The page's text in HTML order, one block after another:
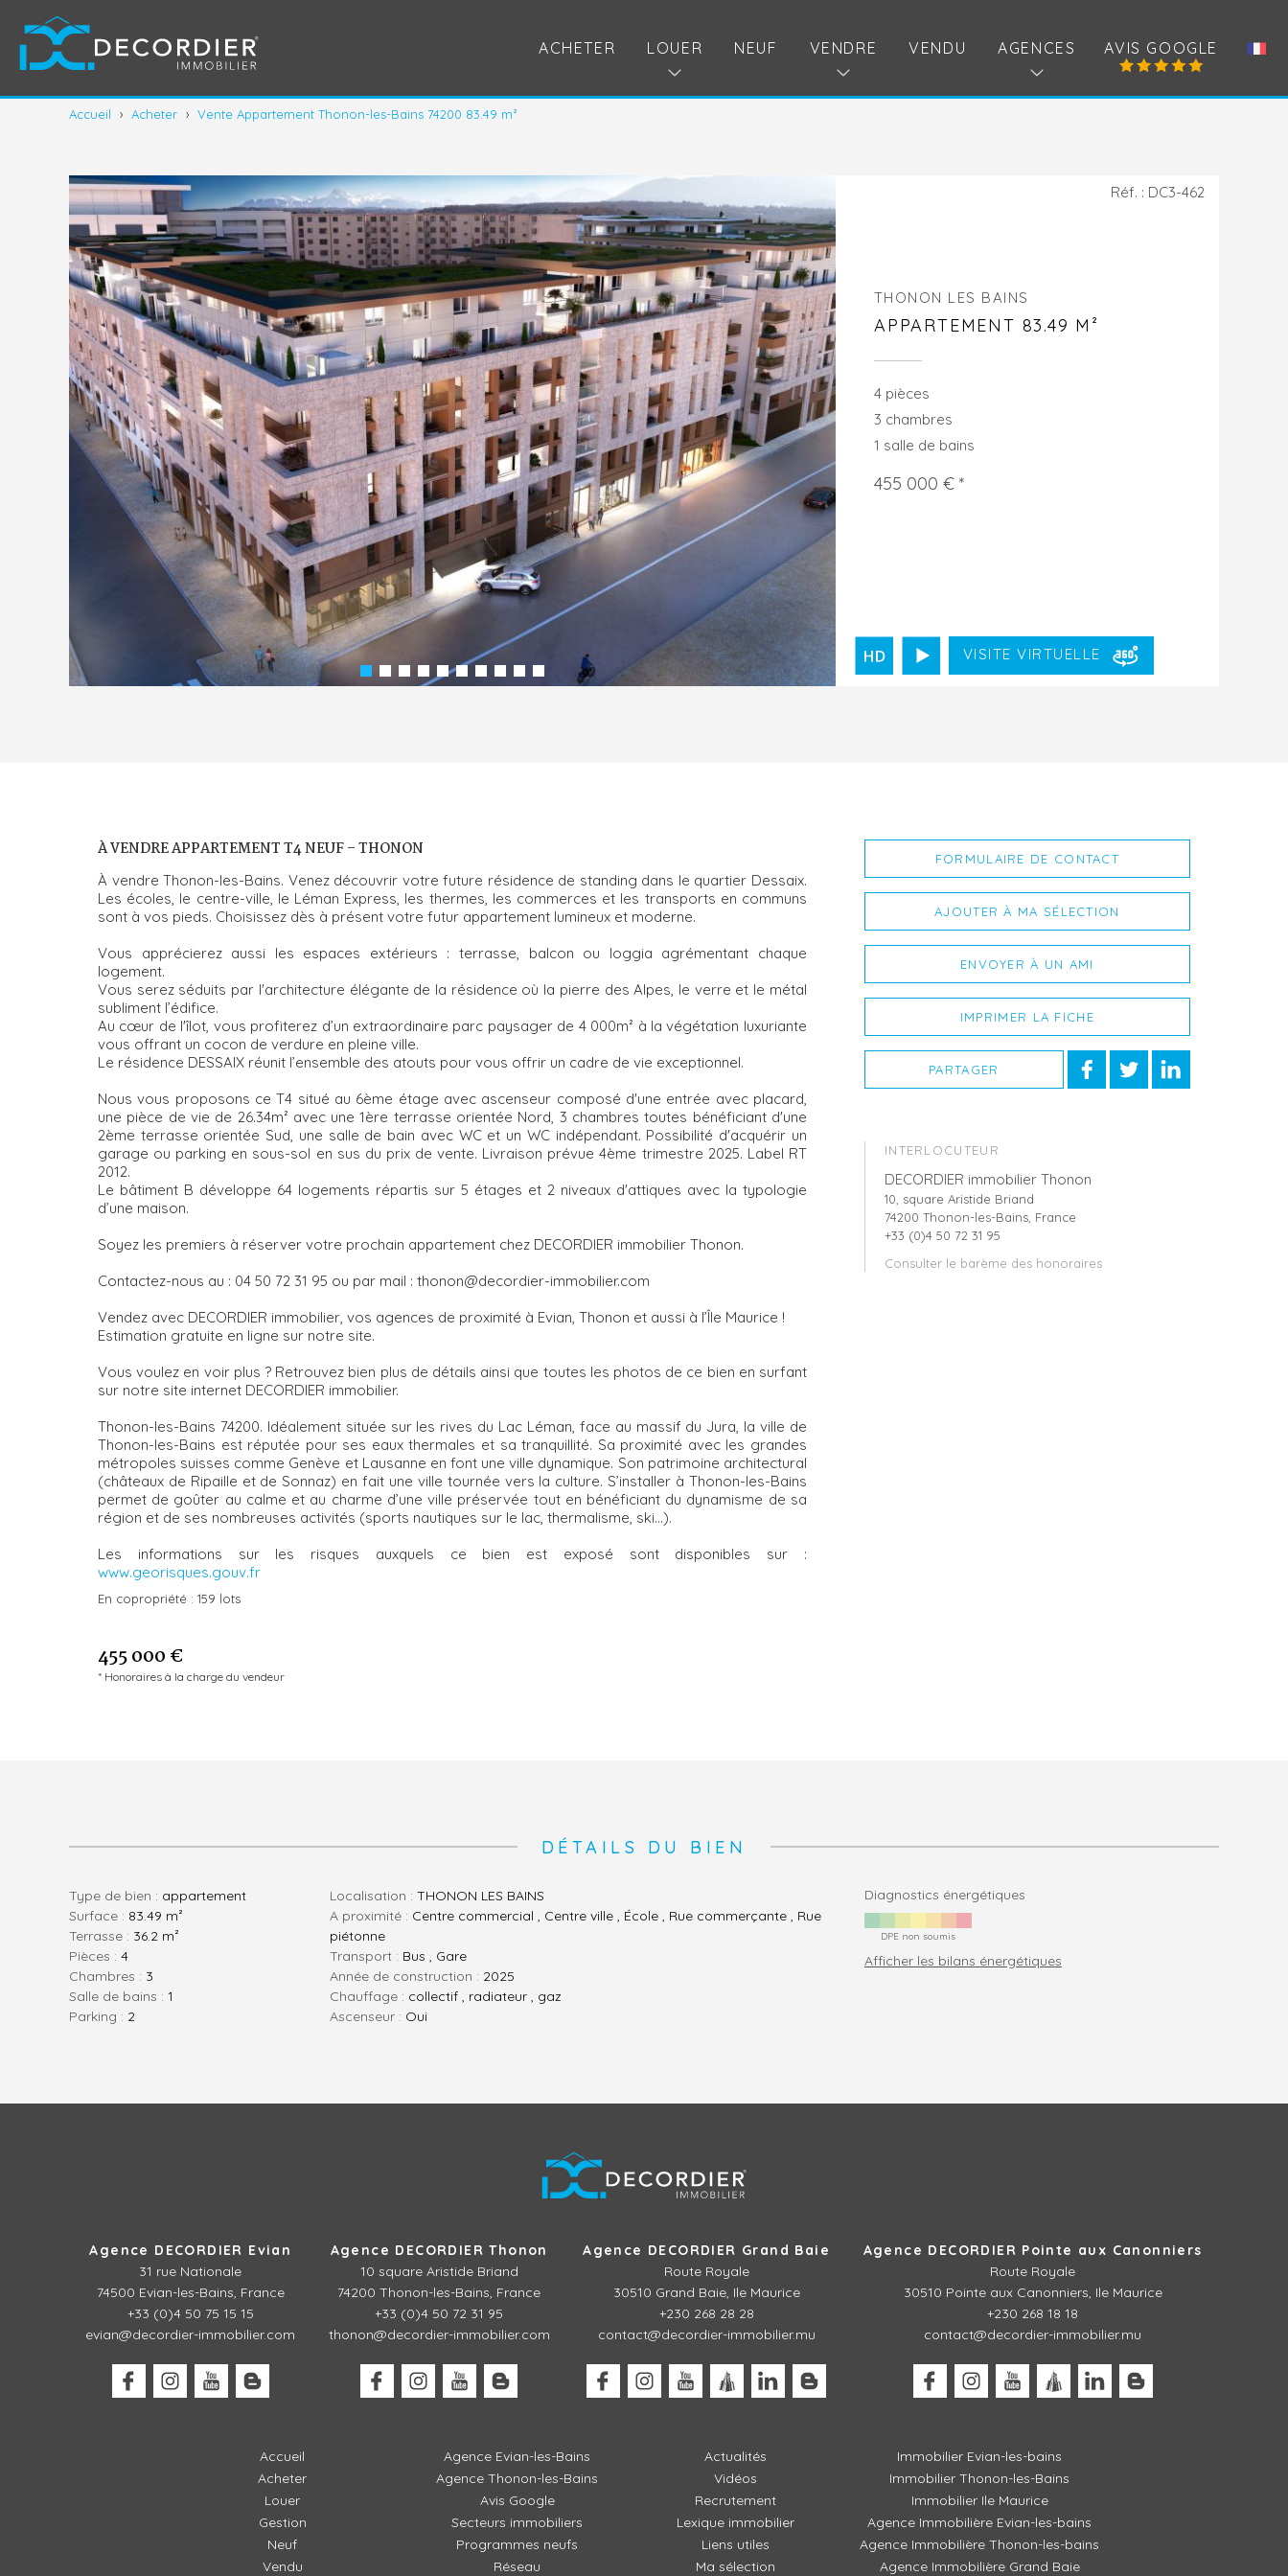
AVIS GOOGLE
ACHETER LOUER NEUF VENDRE VENDU AGENCES
Accueil › Acheter › Vente Appartement Thonon-les-Bains 74200 83.49 m²
THONON LES BAINS
APPARTEMENT 83.49 M²
4 pièces
3 chambres
1 salle de bains
455 000 € *
VISITE VIRTUELLE
Réf. : DC3-462
À VENDRE APPARTEMENT T4 NEUF – THONON
À vendre Thonon-les-Bains. Venez découvrir votre future résidence de standing dans le quartier Dessaix.
Les écoles, le centre-ville, le Léman Express, les thermes, les commerces et les transports en communs
sont à vos pieds. Choisissez dès à présent votre futur appartement lumineux et moderne.
Vous apprécierez aussi les espaces extérieurs : terrasse, balcon ou loggia agrémentant chaque
logement.
Vous serez séduits par l'architecture élégante de la résidence où la pierre des Alpes, le verre et le métal
subliment l’édifice.
Au cœur de l'îlot, vous profiterez d’un extraordinaire parc paysager de 4 000m² à la végétation luxuriante
vous offrant un cocon de verdure en pleine ville.
Le résidence DESSAIX réunit l’ensemble des atouts pour vous offrir un cadre de vie exceptionnel.
Nous vous proposons ce T4 situé au 6ème étage avec ascenseur composé d'une entrée avec placard,
une pièce de vie de 26.34m² avec une 1ère terrasse orientée Nord, 3 chambres toutes bénéficiant d'une
2ème terrasse orientée Sud, une salle de bain avec WC et un WC indépendant. Possibilité d'acquérir un
garage ou parking en sous-sol en sus du prix de vente. Livraison prévue 4ème trimestre 2025. Label RT
2012.
Le bâtiment B développe 64 logements répartis sur 5 étages et 2 niveaux d'attiques avec la typologie
d’une maison.
Soyez les premiers à réserver votre prochain appartement chez DECORDIER immobilier Thonon.
Contactez-nous au : 04 50 72 31 95 ou par mail : thonon@decordier-immobilier.com
Vendez avec DECORDIER immobilier, vos agences de proximité à Evian, Thonon et aussi à l’Île Maurice !
Estimation gratuite en ligne sur notre site.
Vous voulez en voir plus ? Retrouvez bien plus de détails ainsi que toutes les photos de ce bien en surfant
sur notre site internet DECORDIER immobilier.
Thonon-les-Bains 74200. Idéalement située sur les rives du Lac Léman, face au massif du Jura, la ville de
Thonon-les-Bains est réputée pour ses eaux thermales et sa tranquillité. Sa proximité avec les grandes
métropoles suisses comme Genève et Lausanne en font une ville dynamique. Son patrimoine architectural
(châteaux de Ripaille et de Sonnaz) en fait une ville tournée vers la culture. S’installer à Thonon-les-Bains
permet de goûter au calme et au charme d’une ville préservée tout en bénéficiant du dynamisme de sa
région et de ses nombreuses activités (sports nautiques sur le lac, thermalisme, ski...).
Les informations sur les risques auxquels ce bien est exposé sont disponibles sur :
www.georisques.gouv.fr
En copropriété : 159 lots
455 000 €
* Honoraires à la charge du vendeur
FORMULAIRE DE CONTACT
AJOUTER À MA SÉLECTION
ENVOYER À UN AMI
IMPRIMER LA FICHE
PARTAGER
INTERLOCUTEUR
DECORDIER immobilier Thonon
10, square Aristide Briand
74200 Thonon-les-Bains, France
+33 (0)4 50 72 31 95
Consulter le barème des honoraires
DÉTAILS DU BIEN
Type de bien : appartement
Surface : 83.49 m²
Terrasse : 36.2 m²
pièces : 4
chambres : 3
salle de bains : 1
parking : 2
Localisation : THONON LES BAINS
A proximité : Centre commercial , Centre ville , École , Rue commerçante , Rue
piétonne
Transport : Bus , Gare
Année de construction : 2025
Chauffage : collectif , radiateur , gaz
Ascenseur : Oui
Diagnostics énergétiques
DPE non soumis
Afficher les bilans énergétiques
Agence DECORDIER Evian
31 rue Nationale
74500 Evian-les-Bains, France
+33 (0)4 50 75 15 15
evian@decordier-immobilier.com
Agence DECORDIER Thonon
10 square Aristide Briand
74200 Thonon-les-Bains, France
+33 (0)4 50 72 31 95
thonon@decordier-immobilier.com
Agence DECORDIER Grand Baie
Route Royale
30510 Grand Baie, Ile Maurice
+230 268 28 28
contact@decordier-immobilier.mu
Agence DECORDIER Pointe aux Canonniers
Route Royale
30510 Pointe aux Canonniers, Ile Maurice
+230 268 18 18
contact@decordier-immobilier.mu
Accueil
Acheter
Louer
Gestion
Neuf
Vendu
Agence Evian-les-Bains
Agence Thonon-les-Bains
Avis Google
Secteurs immobiliers
Programmes neufs
Réseau
Actualités
Vidéos
Recrutement
Lexique immobilier
Liens utiles
Ma sélection
Immobilier Evian-les-bains
Immobilier Thonon-les-Bains
Immobilier Ile Maurice
Agence Immobilière Evian-les-bains
Agence Immobilière Thonon-les-bains
Agence Immobilière Grand Baie